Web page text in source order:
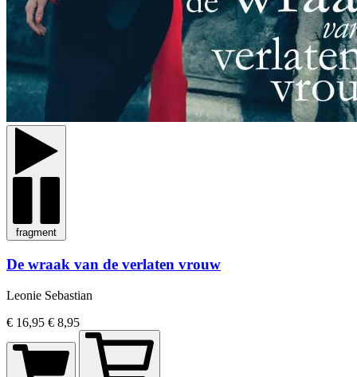
fragment
De wraak van de verlaten vrouw
Leonie Sebastian
€ 16,95 € 8,95